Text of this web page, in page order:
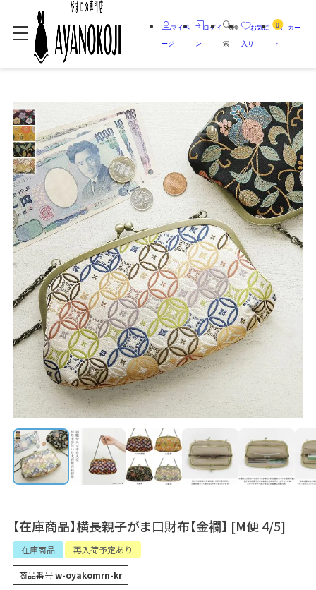
マイペ
ージ
ログイ
ン
検
索
お気に
入り
0 カー
ト
【在庫商品】横長親子がま口財布【金襴】 [M便 4/5]
在庫商品 再入荷予定あり
商品番号w-oyakomrn-kr